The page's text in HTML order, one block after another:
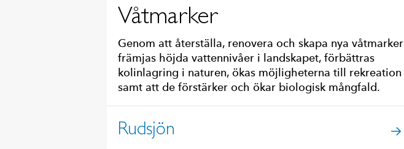
Våtmarker
Genom att återställa, renovera och skapa nya våtmarker
främjas höjda vattennivåer i landskapet, förbättras
kolinlagring i naturen, ökas möjligheterna till rekreation
samt att de förstärker och ökar biologisk mångfald.
Rudsjön